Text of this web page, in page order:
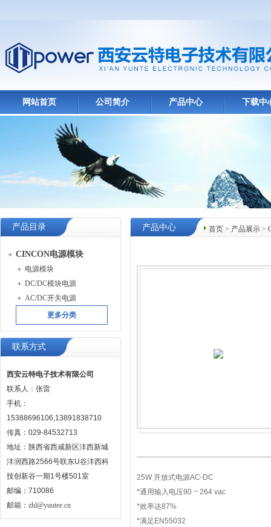
网站首页 公司简介 产品中心 下载中
产品目录
CINCON电源模块
电源模块
DC/DC模块电源
AC/DC开关电源
更多分类
联系方式
西安云特电子技术有限公司
联系人：张雷
手机：
15388696106,13891838710
传真：029-84532713
地址：陕西省西咸新区沣西新城
沣润西路2566号联东U谷沣西科
技创新谷一期1号楼501室
邮编：710086
邮箱： zhl@yuutee.cn
首页 > 产品展示 >
产品中心
25W 开放式电源AC-DC
*通用输入电压90 ~ 264 vac
*效率达87%
*满足EN55032